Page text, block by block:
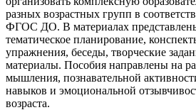
разных возрастных групп в
ФГОС ДО. В материалах
тематическое планирование,
упражнения, беседы, творческие
материалы. Пособия направлены на
мышления, познавательной
навыков и эмоциональной
возраста.